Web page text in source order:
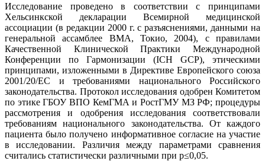
Исследование проведено в соответствии с принципами
Хельсинкской декларации Всемирной медицинской
ассоциации (в редакции 2000 г. с разъяснениями, данными на
генеральной ассамблее ВМА, Токио, 2004), с правилами
Качественной Клинической Практики Международной
Конференции по Гармонизации (ICH GCP), этическими
принципами, изложенными в Директиве Европейского союза
2001/20/ЕС и требованиями национального Российского
законодательства. Протокол исследования одобрен Комитетом
по этике ГБОУ ВПО КемГМА и РостГМУ МЗ РФ; процедуры
рассмотрения и одобрения исследования соответствовали
требованиям национального законодательства. От каждого
пациента было получено информативное согласие на участие
в исследовании. Различия между параметрами сравнения
считались статистически различными при р≤0,05.